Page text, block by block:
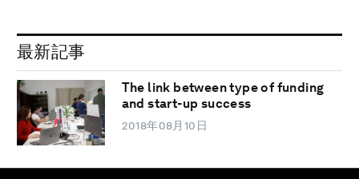
最新記事
The link between type of funding
and start-up success
2018年08月10日